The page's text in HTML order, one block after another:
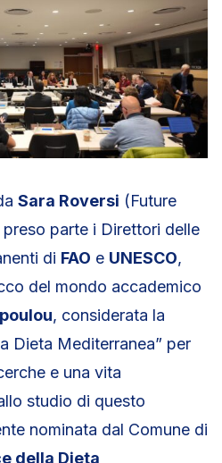
Sara Roversi (Future
parte i Direttori delle
di FAO e UNESCO,
del mondo accademico
, considerata la
Dieta Mediterranea” per
e una vita
studio di questo
nominata dal Comune di
della Dieta